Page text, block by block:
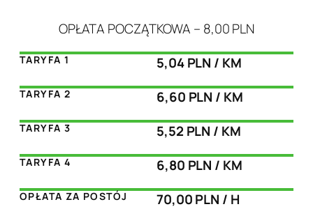
OPŁATA POCZĄTKOWA – 8,00 PLN
TARYFA 1 5,04 PLN / KM
TARYFA 2 6,60 PLN / KM
TARYFA 3 5,52 PLN / KM
TARYFA 4 6,80 PLN / KM
OPŁATA ZA POSTÓJ 70,00 PLN / H